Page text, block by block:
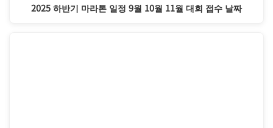
2025 하반기 마라톤 일정 9월 10월 11월 대회 접수 날짜